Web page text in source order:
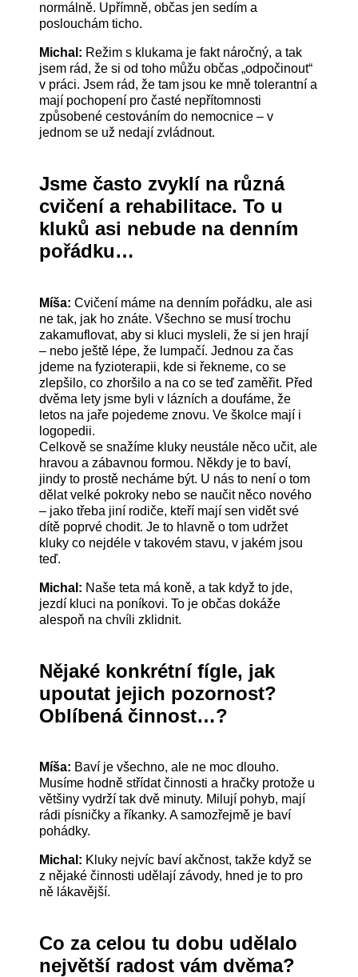
normálně. Upřímně, občas jen sedím a
poslouchám ticho.
Michal: Režim s klukama je fakt náročný, a tak
jsem rád, že si od toho můžu občas „odpočinout“
v práci. Jsem rád, že tam jsou ke mně tolerantní a
mají pochopení pro časté nepřítomnosti
způsobené cestováním do nemocnice – v
jednom se už nedají zvládnout.
Jsme často zvyklí na různá
cvičení a rehabilitace. To u
kluků asi nebude na denním
pořádku…
Míša:Cvičení máme na denním pořádku, ale asi
ne tak, jak ho znáte. Všechno se musí trochu
zakamuflovat, aby si kluci mysleli, že si jen hrají
– nebo ještě lépe, že lumpačí. Jednou za čas
jdeme na fyzioterapii, kde si řekneme, co se
zlepšilo, co zhoršilo a na co se teď zaměřit. Před
dvěma lety jsme byli v lázních a doufáme, že
letos na jaře pojedeme znovu. Ve školce mají i
logopedii.
Celkově se snažíme kluky neustále něco učit, ale
hravou a zábavnou formou. Někdy je to baví,
jindy to prostě necháme být. U nás to není o tom
dělat velké pokroky nebo se naučit něco nového
– jako třeba jiní rodiče, kteří mají sen vidět své
dítě poprvé chodit. Je to hlavně o tom udržet
kluky co nejdéle v takovém stavu, v jakém jsou
teď.
Michal: Naše teta má koně, a tak když to jde,
jezdí kluci na poníkovi. To je občas dokáže
alespoň na chvíli zklidnit.
Nějaké konkrétní fígle, jak
upoutat jejich pozornost?
Oblíbená činnost…?
Míša: Baví je všechno, ale ne moc dlouho.
Musíme hodně střídat činnosti a hračky protože u
většiny vydrží tak dvě minuty. Milují pohyb, mají
rádi písničky a říkanky. A samozřejmě je baví
pohádky.
Michal: Kluky nejvíc baví akčnost, takže když se
z nějaké činnosti udělají závody, hned je to pro
ně lákavější.
Co za celou tu dobu udělalo
největší radost vám dvěma?